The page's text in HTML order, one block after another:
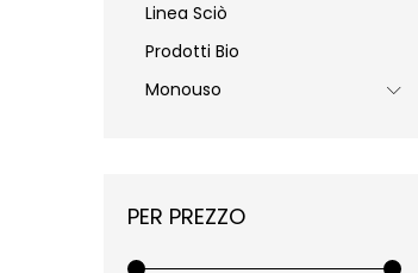
Linea Sciò
Prodotti Bio
Monouso
PER PREZZO